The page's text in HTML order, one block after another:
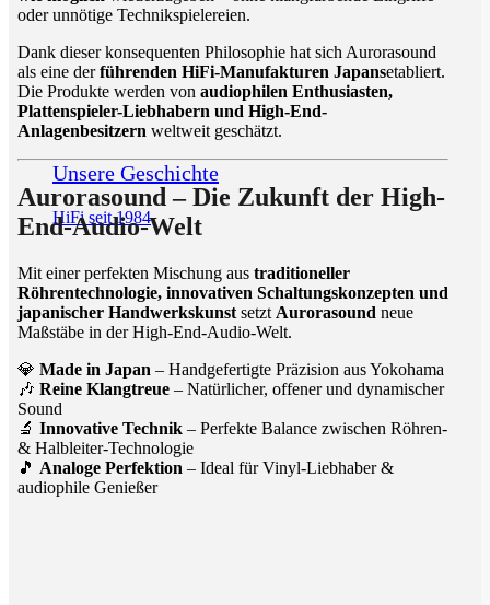
Unsere Geschichte
HiFi seit 1984
oder unnötige Technikspielereien.
Dank dieser konsequenten Philosophie hat sich Aurorasound
als eine derführenden HiFi-Manufakturen Japansetabliert.
Die Produkte werden von audiophilen Enthusiasten,
Plattenspieler-Liebhabern und High-End-
Anlagenbesitzern weltweit geschätzt.
Aurorasound – Die Zukunft der High-
End-Audio-Welt
Mit einer perfekten Mischung aus traditioneller
Röhrentechnologie, innovativen Schaltungskonzepten und
japanischer Handwerkskunst setzt Aurorasound neue
Maßstäbe in der High-End-Audio-Welt.
💎 Made in Japan – Handgefertigte Präzision aus Yokohama
🎶 Reine Klangtreue – Natürlicher, offener und dynamischer
Sound
🔬 Innovative Technik – Perfekte Balance zwischen Röhren-
& Halbleiter-Technologie
🎵 Analoge Perfektion – Ideal für Vinyl-Liebhaber &
audiophile Genießer